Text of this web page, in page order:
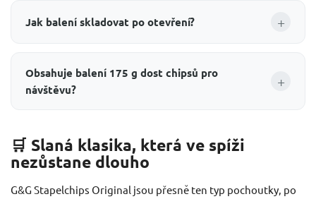
Jak balení skladovat po otevření? +
Obsahuje balení 175 g dost chipsů pro
návštěvu?
+
🛒 Slaná klasika, která ve spíži
nezůstane dlouho
G&G Stapelchips Original jsou přesně ten typ pochoutky, po